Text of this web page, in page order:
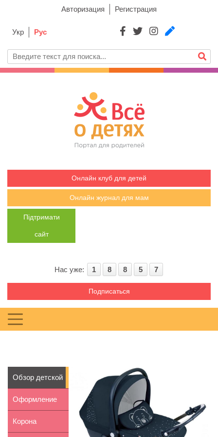
Авторизация Регистрация
Укр Рус
Онлайн клуб для детей
Онлайн журнал для мам
Підтримати
сайт
Нас уже: 1 8 8 5 7
Подписаться
Обзор детской
коляски 3 в 1
Cam...
Оформление
детской
Корона